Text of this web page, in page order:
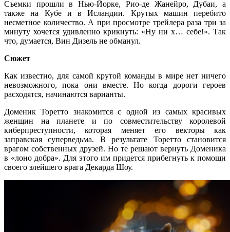
Съемки прошли в Нью-Йорке, Рио-де Жанейро, Дубаи, а
также на Кубе и в Исландии. Крутых машин перебито
несметное количество. А при просмотре трейлера раза три за
минуту хочется удивленно крикнуть: «Ну ни х… себе!». Так
что, думается, Вин Дизель не обманул.
Сюжет
Как известно, для самой крутой команды в мире нет ничего
невозможного, пока они вместе. Но когда дороги героев
расходятся, начинаются варианты.
Доменик Торетто знакомится с одной из самых красивых
женщин на планете и по совместительству королевой
киберпреступности, которая меняет его векторы как
заправская суперведьма. В результате Торетто становится
врагом собственных друзей. Но те решают вернуть Доменика
в «лоно добра». Для этого им придется прибегнуть к помощи
своего злейшего врага Декарда Шоу.